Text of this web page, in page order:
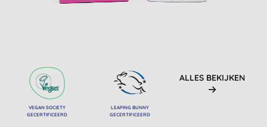
VEGAN SOCIETY
GECERTIFICEERD
LEAPING BUNNY
GECERTIFICEERD
ALLES BEKIJKEN